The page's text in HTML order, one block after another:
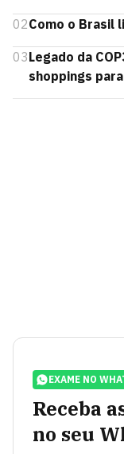
02Como o Brasil
03Legado da
shoppings
EXAME NO
Receba
no seu